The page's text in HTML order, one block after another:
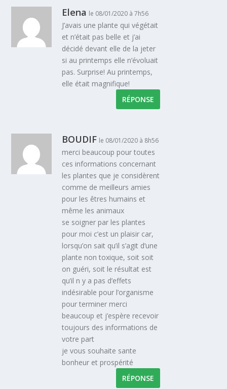
Elena le 08/01/2020 à 7h56
J’avais une plante qui végétait
et n’était pas belle et j’ai
décidé devant elle de la jeter
si au printemps elle n’évoluait
pas. Surprise! Au printemps,
elle était magnifique!
RÉPONSE
BOUDIF le 08/01/2020 à 8h56
merci beaucoup pour toutes
ces informations concernant
les plantes que je considèrent
comme de meilleurs amies
pour les êtres humains et
même les animaux
se soigner par les plantes
pour moi c’est un plaisir car,
lorsqu’on sait qu’il s’agit d’une
plante non toxique, soit soit
on guéri, soit le résultat est
qu’il n y a pas d’effets
indésirable pour l’organisme
pour terminer merci
beaucoup et j’espère recevoir
toujours des informations de
votre part
je vous souhaite sante
bonheur et prospérité
RÉPONSE